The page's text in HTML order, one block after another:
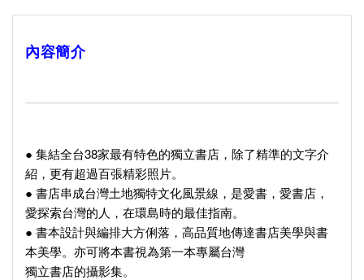
內容簡介
● 集結全台38家最有特色的獨立書店，除了精準的文字介
紹，更有超過百張精彩照片。
● 書店串成台灣土地獨特文化風景線，是愛書，愛書店，
愛探索台灣的人，在環島時的最佳指南。
● 書本設計與編排大方俐落，高品質地傳達書店美學與書
本美學。亦可將本書視為第一本專屬台灣
獨立書店的攝影集。